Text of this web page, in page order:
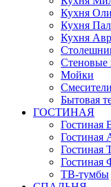
Кухня
Кухня
Кухня
Стеновые
Мойки
Смесители
Бытовая
ГОСТИНАЯ
Гостиная
Гостиная
Гостиная
Гостиная
ТВ-тумбы